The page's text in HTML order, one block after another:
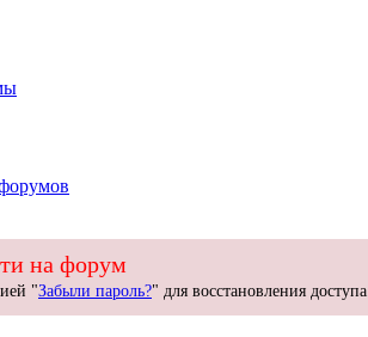
на форум
"Забыли пароль?" для восстановления доступа.